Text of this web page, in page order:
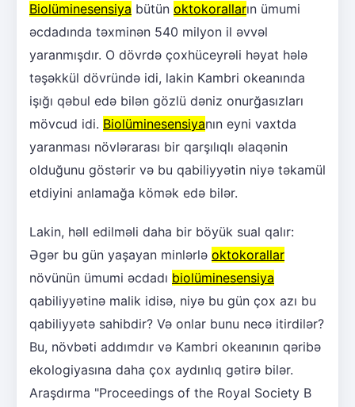
Biolüminesensiya bütün oktokoralların ümumi
əcdadında təxminən 540 milyon il əvvəl
yaranmışdır. O dövrdə çoxhüceyrəli həyat hələ
təşəkkül dövründə idi, lakin Kambri okeanında
işığı qəbul edə bilən gözlü dəniz onurğasızları
mövcud idi. Biolüminesensiyanın eyni vaxtda
yaranması növlərarası bir qarşılıqlı əlaqənin
olduğunu göstərir və bu qabiliyyətin niyə təkamül
etdiyini anlamağa kömək edə bilər.
Lakin, həll edilməli daha bir böyük sual qalır:
Əgər bu gün yaşayan minlərlə oktokorallar
növünün ümumi əcdadı biolüminesensiya
qabiliyyətinə malik idisə, niyə bu gün çox azı bu
qabiliyyətə sahibdir? Və onlar bunu necə itirdilər?
Bu, növbəti addımdır və Kambri okeanının qəribə
ekologiyasına daha çox aydınlıq gətirə bilər.
Araşdırma "Proceedings of the Royal Society B